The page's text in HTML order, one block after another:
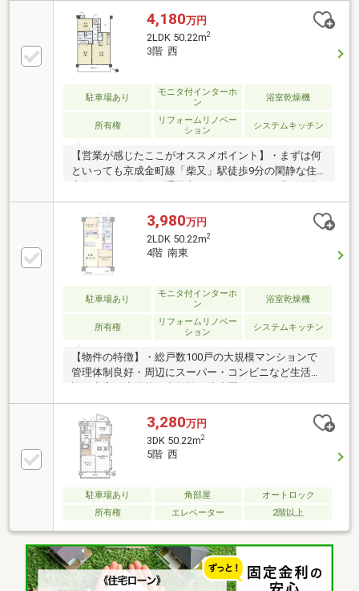
4,180万円
2LDK 50.22m2
3階 西
駐車場あり
モニタ付インターホ
ン
浴室乾燥機
所有権
リフォームリノベー
ション
システムキッチン
【営業が感じたここがオススメポイント】・まずは何
といっても京成金町線「柴又」駅徒歩9分の閑静な住
のご紹介・京成押上線「京成高砂」駅、JR常磐緩行線
「金町」駅も利用できる3駅3線利用可能な便利な立地
です・フルリノベーション工事完了！いつでもご見学
いただけます・総戸数100戸の大規模マンション！管
理費・修繕費が安く抑えられるのもポイントです・各
お部屋の広さは十分に確保しており、ウォークインク
ローゼットなど収納スペースは充実・リビングフロア
は11帖超えの家具の配置がしやすい広々空間・食洗器
付きシステムキッチンや浴室乾燥機など住宅設備は充
3,980万円
2LDK 50.22m2
4階 南東
駐車場あり
モニタ付インターホ
ン
浴室乾燥機
所有権
リフォームリノベー
ション
システムキッチン
【物件の特徴】・総戸数100戸の大規模マンションで
管理体制良好・周辺にスーパー・コンビニなど生活施
適した環境【リノベーション内容】・システムキッチ
ン交換（食洗機付）・洗面化粧台交換・ユニットバス
交換（浴室乾燥機付）・給湯器交換（追焚付）・トイ
レ交換・洗濯パン交換・照明器具交換・建具交換・フ
ローリング貼替・フロアタイル貼替・クロス貼替・エ
アコン設置・専有部内給排水管一部更新《アフターサ
ービス保証付》～住んでからでも安心・安全をサポー
ト～ 水まわりトラブルは365日対応で安心です。詳し
3,280万円
3DK 50.22m2
5階 西
駐車場あり 角部屋
オートロック
所有権
エレベーター 2階以上